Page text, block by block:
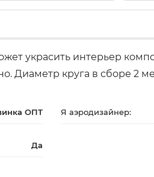
украсить интерьер
Диаметр круга в сборе 2
ОПТ Я аэродизайнер:
Да